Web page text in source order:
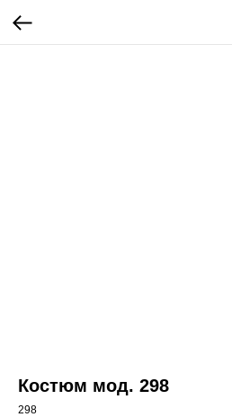
Костюм мод. 298
298